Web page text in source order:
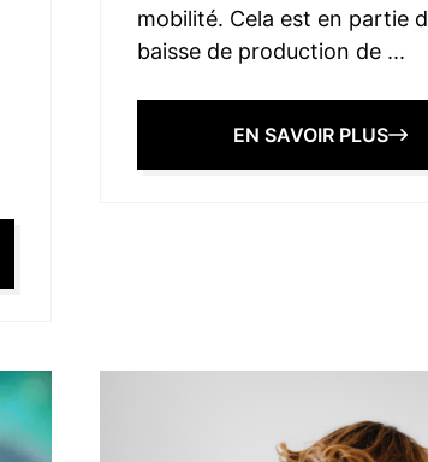
mobilité. Cela est en partie
baisse de production de ...
EN SAVOIR PLUS